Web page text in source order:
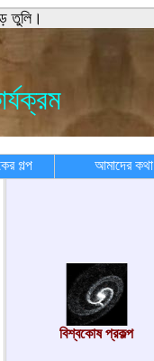
তুলি।
গল্প আমাদের কথা
বিশ্বকোষ প্রকল্প